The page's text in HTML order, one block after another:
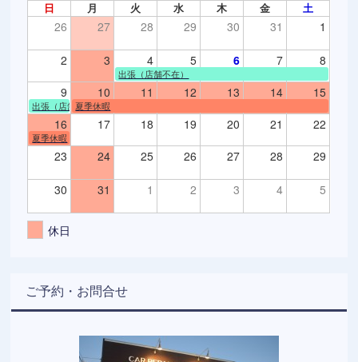
日 月 火 水 木 金 土
26 27 28 29 30 31 1
2 3 4 5 6 7 8
出張（店舗不在）
9 10 11 12 13 14 15
出張（店舗不在）
夏季休暇
16 17 18 19 20 21 22
夏季休暇
23 24 25 26 27 28 29
30 31 1 2 3 4 5
休日
ご予約・お問合せ